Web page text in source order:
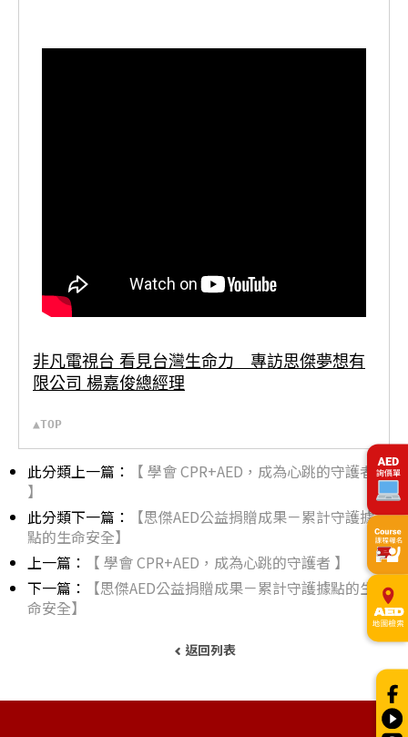
非凡電視台 看見台灣生命力 專訪思傑夢想有
限公司 楊嘉俊總經理
▲TOP
此分類上一篇：
【 學會 CPR+AED，成為心跳的守護者
】
此分類下一篇：
【思傑AED公益捐贈成果－累計守護據
點的生命安全】
上一篇：
【 學會 CPR+AED，成為心跳的守護者 】
下一篇：
【思傑AED公益捐贈成果－累計守護據點的生
命安全】
返回列表